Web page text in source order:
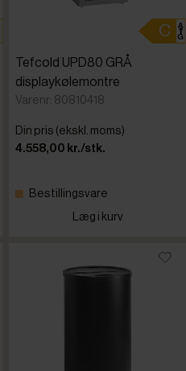
Tefcold UPD80 GRÅ
displaykølemontre
Varenr: 80810418
Din pris (ekskl. moms)
4.558,00 kr./stk.
Bestillingsvare
Læg i kurv